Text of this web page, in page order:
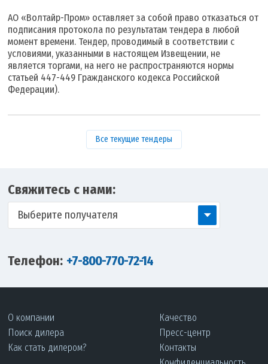
АО «Волтайр-Пром» оставляет за собой право отказаться от
подписания протокола по результатам тендера в любой
момент времени. Тендер, проводимый в соответствии с
условиями, указанными в настоящем Извещении, не
является торгами, на него не распространяются нормы
статьей 447-449 Гражданского кодекса Российской
Федерации).
Все текущие тендеры
Свяжитесь с нами:
Выберите получателя
Телефон: +7-800-770-72-14
О компании
Поиск дилера
Как стать дилером?
Качество
Пресс-центр
Контакты